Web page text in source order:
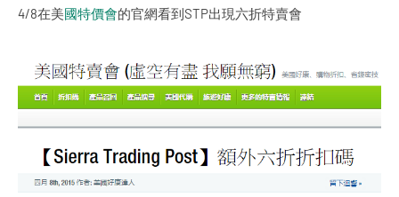
4/8在美國特價會的官網看到STP出現六折特賣會